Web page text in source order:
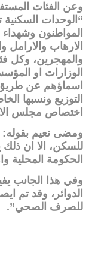
وعن الفئات
“الوحدات
المواطنون وشهداء
الارهاب
والمهجرين، وكل
الوزارات او
اسماؤهم عن طريق
التوزيع ونسبها
اختصاص مجلس
للسكن، الا ان
الحكومة المحلية
وفي هذا الجانب
الدوائر، وقد تم
للصرف الصحي”.